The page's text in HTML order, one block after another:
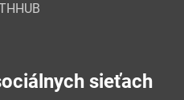
sieťach